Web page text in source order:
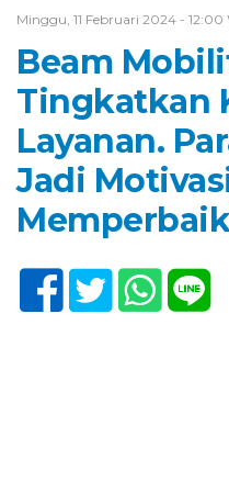
Minggu, 11 Februari 2024 - 12:00
Beam
Tingkatkan
Layanan.
Jadi